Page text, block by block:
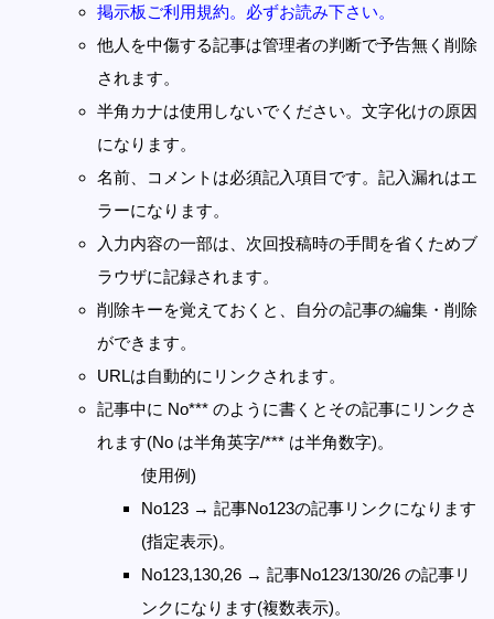
掲示板ご利用規約。必ずお読み下さい。
他人を中傷する記事は管理者の判断で予告無く削除
されます。
半角カナは使用しないでください。文字化けの原因
になります。
名前、コメントは必須記入項目です。記入漏れはエ
ラーになります。
入力内容の一部は、次回投稿時の手間を省くためブ
ラウザに記録されます。
削除キーを覚えておくと、自分の記事の編集・削除
ができます。
URLは自動的にリンクされます。
記事中に No*** のように書くとその記事にリンクさ
れます(No は半角英字/*** は半角数字)。
使用例)
No123 → 記事No123の記事リンクになります
(指定表示)。
No123,130,26 → 記事No123/130/26 の記事リ
ンクになります(複数表示)。